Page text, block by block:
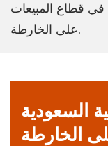
في قطاع المبيعات
على الخارطة.
السعودية
الخارطة